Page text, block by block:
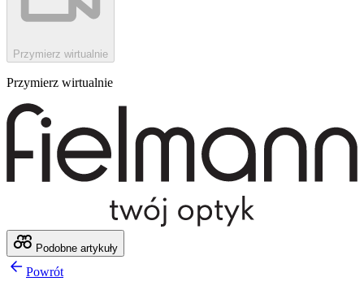
Przymierz wirtualnie
Przymierz wirtualnie
Podobne artykuły
Powrót